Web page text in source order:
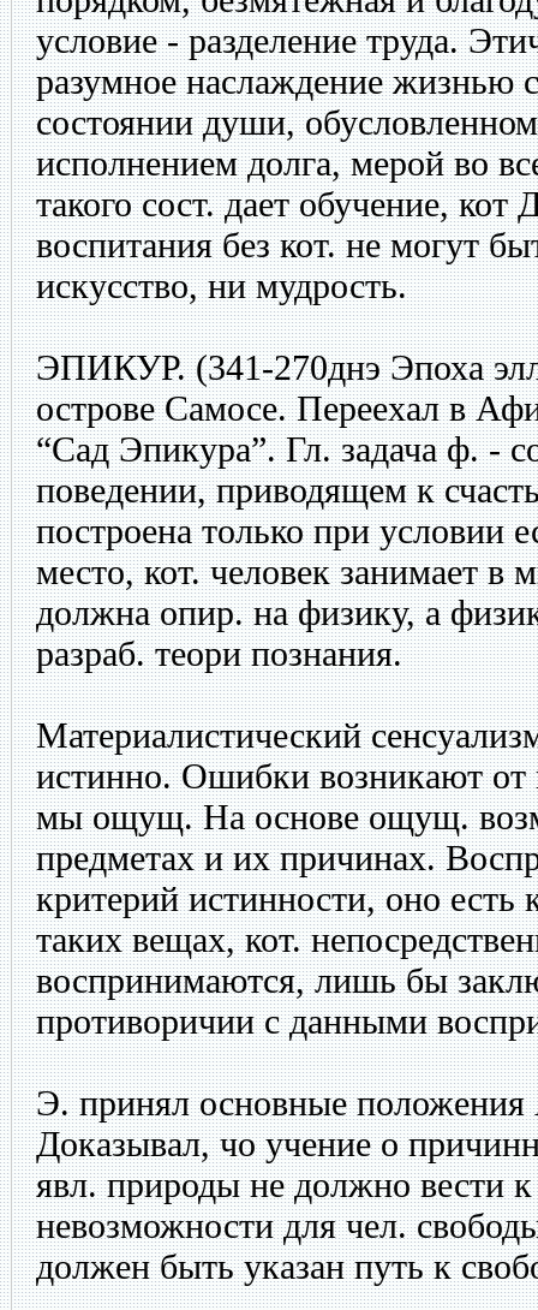
условие - разделение труда.
разумное наслаждение жизнью
состоянии души,
исполнением долга, мерой во
такого сост. дает обучение, кот
воспитания без кот. не могут
искусство, ни мудрость.
ЭПИКУР. (341-270днэ Эпоха
острове Самосе. Переехал в
“Сад Эпикура”. Гл. задача ф. -
поведении, приводящем к
построена только при условии
место, кот. человек занимает в
должна опир. на физику, а
разраб. теори познания.
Материалистический
истинно. Ошибки возникают от
мы ощущ. На основе ощущ.
предметах и их причинах.
критерий истинности, оно есть
таких вещах, кот.
воспринимаются, лишь бы
противоричии с данными
Э. принял основные
Доказывал, чо учение о
явл. природы не должно вести
невозможности для чел.
должен быть указан путь к